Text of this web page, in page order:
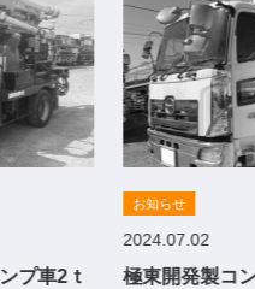
プ車2ｔ
お知らせ
2024.07.02
極東開発製コ